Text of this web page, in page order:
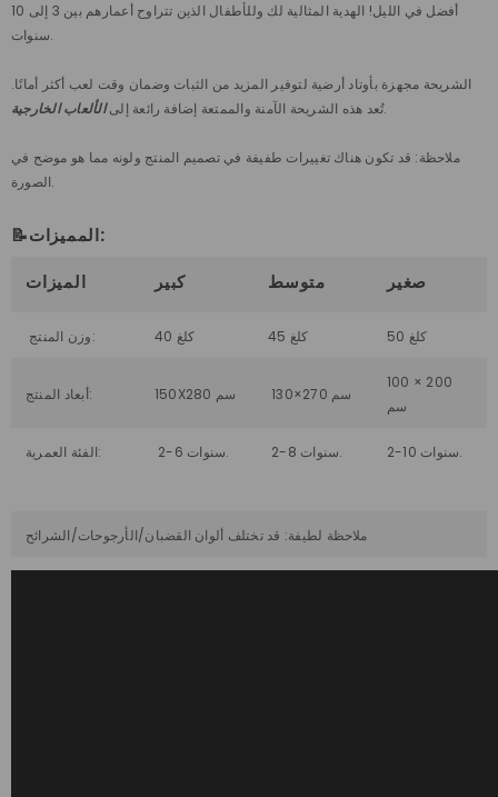
أفضل في الليل! الهدية المثالية لك وللأطفال الذين تتراوح أعمارهم بين 3 إلى 10
سنوات.
الشريحة مجهزة بأوتاد أرضية لتوفير المزيد من الثبات وضمان وقت لعب أكثر أمانًا.
تُعد هذه الشريحة الآمنة والممتعة إضافة رائعة إلىالألعاب الخارجية .
ملاحظة: قد تكون هناك تغييرات طفيفة في تصميم المنتج ولونه مما هو موضح في
الصورة.
📝المميزات:
الميزات
كبير متوسط صغير
وزن المنتج: 40 كلغ 45 كلغ 50 كلغ
أبعاد المنتج: 150X280 سم 130×270 سم
100 × 200
سم
الفئة العمرية: 2-6 سنوات. 2-8 سنوات. 2-10 سنوات.
ملاحظة لطيفة: قد تختلف ألوان القضبان/الأرجوحات/الشرائح